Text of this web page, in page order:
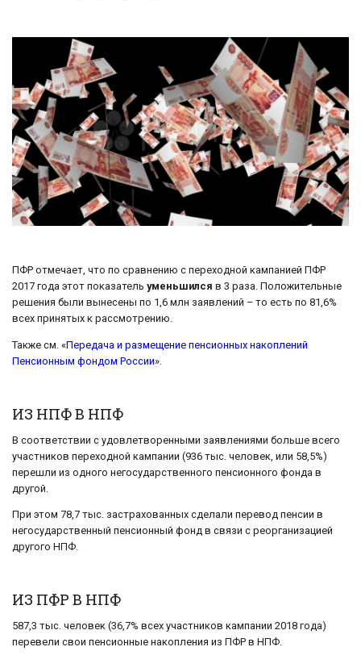
ПФР отмечает, что по сравнению с переходной кампанией ПФР
2017 года этот показатель уменьшился в 3 раза. Положительные
решения были вынесены по 1,6 млн заявлений – то есть по 81,6%
всех принятых к рассмотрению.
Также см. «Передача и размещение пенсионных накоплений
Пенсионным фондом России».
ИЗ НПФ В НПФ
В соответствии с удовлетворенными заявлениями больше всего
участников переходной кампании (936 тыс. человек, или 58,5%)
перешли из одного негосударственного пенсионного фонда в
другой.
При этом 78,7 тыс. застрахованных сделали перевод пенсии в
негосударственный пенсионный фонд в связи с реорганизацией
другого НПФ.
ИЗ ПФР В НПФ
587,3 тыс. человек (36,7% всех участников кампании 2018 года)
перевели свои пенсионные накопления из ПФР в НПФ.